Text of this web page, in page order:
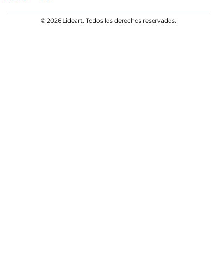
© 2026 Lideart. Todos los derechos reservados.